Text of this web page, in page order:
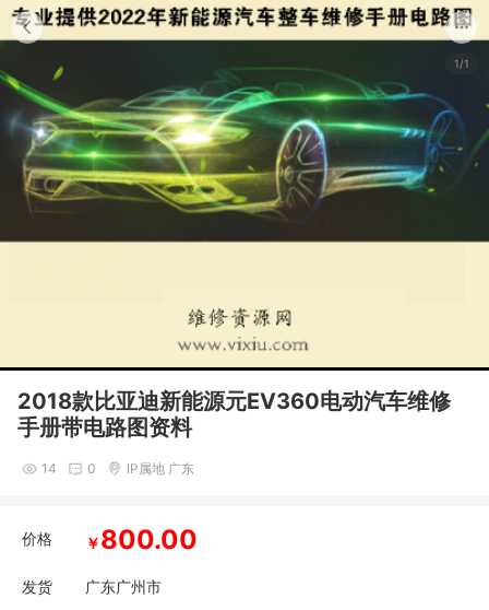
1/1
2018款比亚迪新能源元EV360电动汽车维修
手册带电路图资料
14 0 IP属地 广东
价格 ￥800.00
发货 广东广州市